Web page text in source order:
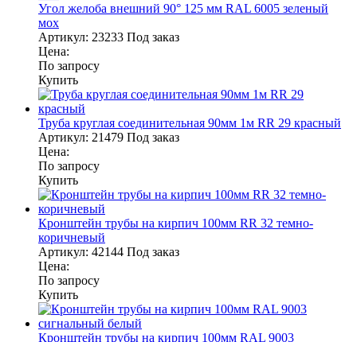
Угол желоба внешний 90° 125 мм RAL 6005 зеленый
мох
Артикул: 23233 Под заказ
Цена:
По запросу
Купить
Труба круглая соединительная 90мм 1м RR 29 красный
Артикул: 21479 Под заказ
Цена:
По запросу
Купить
Кронштейн трубы на кирпич 100мм RR 32 темно-
коричневый
Артикул: 42144 Под заказ
Цена:
По запросу
Купить
Кронштейн трубы на кирпич 100мм RAL 9003